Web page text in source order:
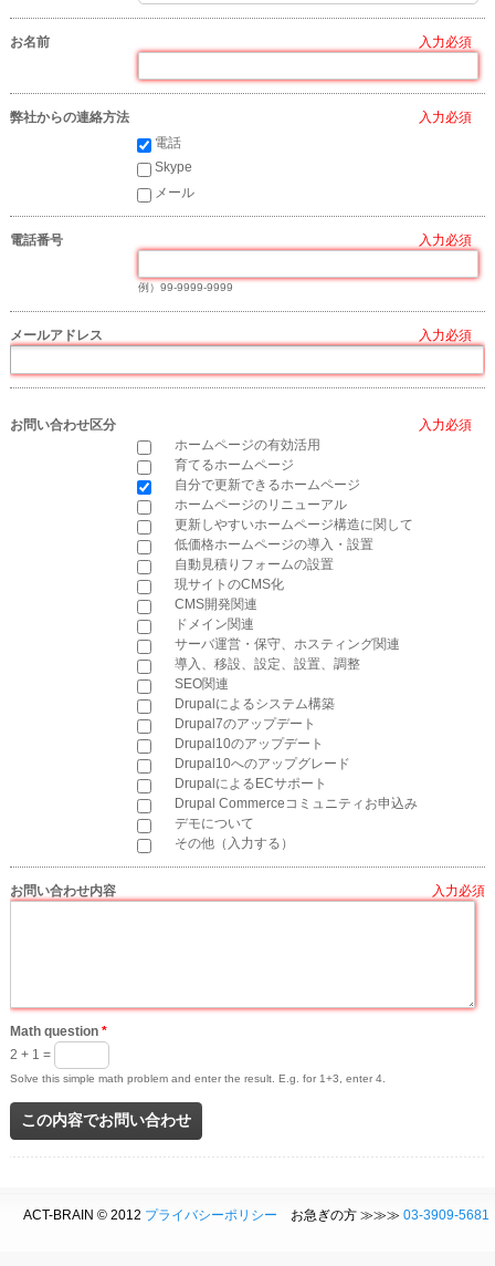
お名前
弊社からの連絡方法
電話
Skype
メール
電話番号
例）99-9999-9999
メールアドレス
お問い合わせ区分
ホームページの有効活用
育てるホームページ
自分で更新できるホームページ
ホームページのリニューアル
更新しやすいホームページ構造に関して
低価格ホームページの導入・設置
自動見積りフォームの設置
現サイトのCMS化
CMS開発関連
ドメイン関連
サーバ運営・保守、ホスティング関連
導入、移設、設定、設置、調整
SEO関連
Drupalによるシステム構築
Drupal7のアップデート
Drupal10のアップデート
Drupal10へのアップグレード
DrupalによるECサポート
Drupal Commerceコミュニティお申込み
デモについて
その他（入力する）
お問い合わせ内容
Math question *
2 + 1 =
Solve this simple math problem and enter the result. E.g. for 1+3, enter 4.
ACT-BRAIN © 2012 プライバシーポリシー お急ぎの方 ≫≫≫ 03-3909-5681